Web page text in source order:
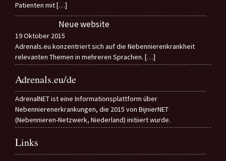
Patienten mit[…]
Neue website
19 Oktober 2015
Adrenals.eu konzentriert sich auf die Nebennierenkrankheit
relevanten Themen in mehreren Sprachen. […]
Adrenals.eu/de
AdrenalNET ist eine Informationsplattform über
Nebennierenerkrankungen, die 2015 von BijnierNET
(Nebennieren-Netzwerk, Niederland) initiiert wurde.
Links